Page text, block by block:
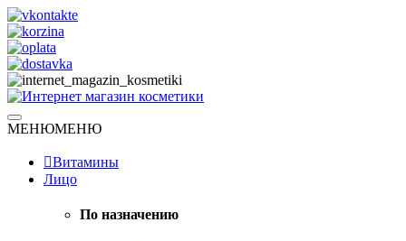
Skip
to
content
Интернет магазин косметики
Натуральная косметика
МЕНЮМЕНЮ
Витамины
Лицо
По назначению